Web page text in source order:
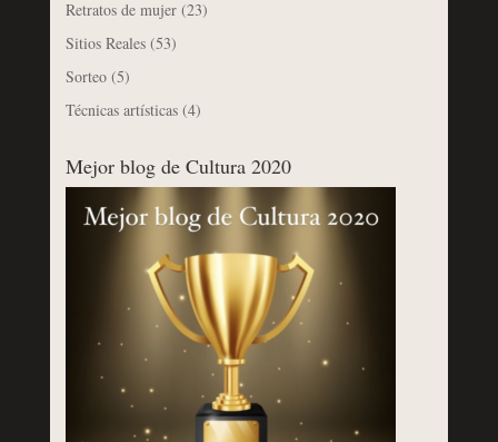
Retratos de mujer(23)
Sitios Reales(53)
Sorteo(5)
Técnicas artísticas(4)
Mejor blog de Cultura 2020